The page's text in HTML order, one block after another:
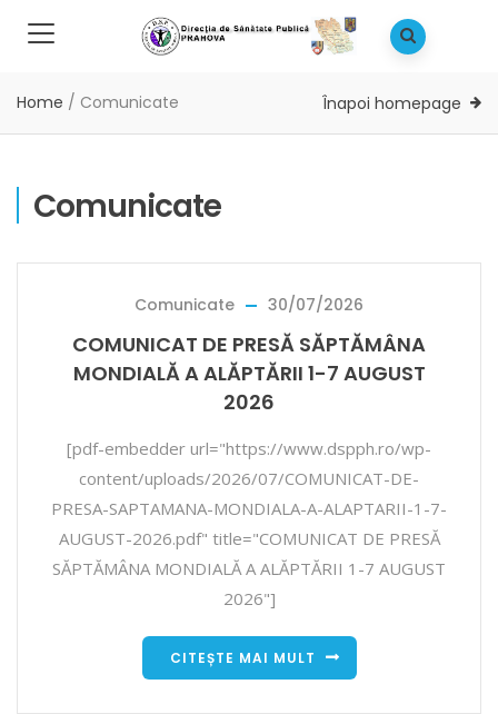
Home / Comunicate Înapoi homepage
Comunicate
Comunicate 30/07/2026
COMUNICAT DE PRESĂ SĂPTĂMÂNA
MONDIALĂ A ALĂPTĂRII 1-7 AUGUST
2026
[pdf-embedder url="https://www.dspph.ro/wp-
content/uploads/2026/07/COMUNICAT-DE-
PRESA-SAPTAMANA-MONDIALA-A-ALAPTARII-1-7-
AUGUST-2026.pdf" title="COMUNICAT DE PRESĂ
SĂPTĂMÂNA MONDIALĂ A ALĂPTĂRII 1-7 AUGUST
2026"]
CITEȘTE MAI MULT